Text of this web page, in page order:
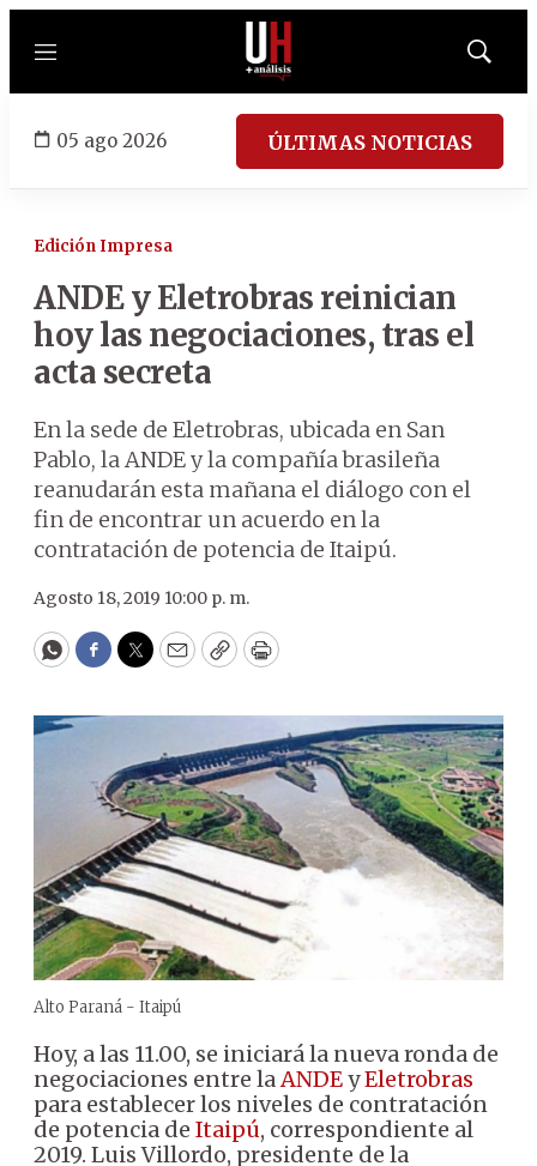
Menú
Mostrar
05 ago 2026 ÚLTIMAS NOTICIAS
Edición Impresa
ANDE y Eletrobras reinician
hoy las negociaciones, tras el
acta secreta
En la sede de Eletrobras, ubicada en San
Pablo, la ANDE y la compañía brasileña
reanudarán esta mañana el diálogo con el
fin de encontrar un acuerdo en la
contratación de potencia de Itaipú.
Agosto 18, 2019 10:00 p. m.
WhatsApp
Facebook
Twitter
EmailCopyPrint
Alto Paraná - Itaipú
Hoy, a las 11.00, se iniciará la nueva ronda de
negociaciones entre laANDEyEletrobras
para establecer los niveles de contratación
de potencia de Itaipú, correspondiente al
2019. Luis Villordo, presidente de la